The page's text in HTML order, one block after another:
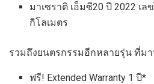
มาเซราติ เอ็มซี20 ปี 2022 เล
กิโลเมตร
รวมถึงยนตรกรรมอีกหลายรุ่น ที่ม
ฟรี! Extended Warranty 1 ปี*